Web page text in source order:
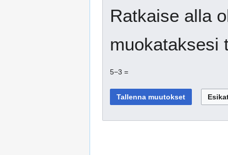
Ratkaise alla
muokataksesi
5−3 =